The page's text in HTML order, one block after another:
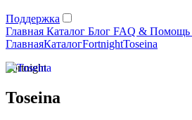
Поддержка
Главная Каталог Блог FAQ & Помощь
ГлавнаяКаталогFortnightToseina
Fortnight
Toseina